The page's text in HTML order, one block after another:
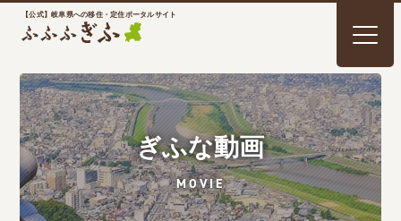
【公式】岐阜県への移住・定住ポータルサイト
ぎふな動画
MOVIE